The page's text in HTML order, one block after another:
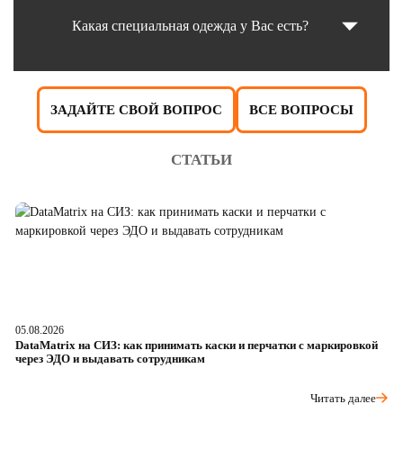
Какая специальная одежда у Вас есть?
ЗАДАЙТЕ СВОЙ ВОПРОС ВСЕ ВОПРОСЫ
СТАТЬИ
05.08.2026
DataMatrix на СИЗ: как принимать каски и перчатки с маркировкой
через ЭДО и выдавать сотрудникам
Читать далее